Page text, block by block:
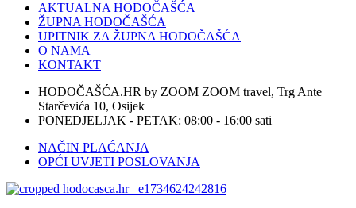
AKTUALNA HODOČAŠĆA
ŽUPNA HODOČAŠĆA
UPITNIK ZA ŽUPNA HODOČAŠĆA
O NAMA
KONTAKT
HODOČAŠĆA.HR by ZOOM ZOOM travel, Trg Ante
Starčevića 10, Osijek
PONEDJELJAK - PETAK: 08:00 - 16:00 sati
NAČIN PLAĆANJA
OPĆI UVJETI POSLOVANJA